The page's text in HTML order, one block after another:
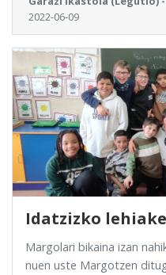
2022-06-09
Idatzizko
Margolari bikaina izan
nuen uste Margotzen